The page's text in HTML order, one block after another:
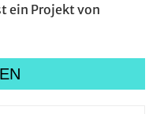
ein Projekt von